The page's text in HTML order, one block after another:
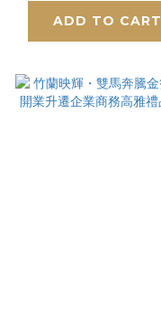
ADD TO CART